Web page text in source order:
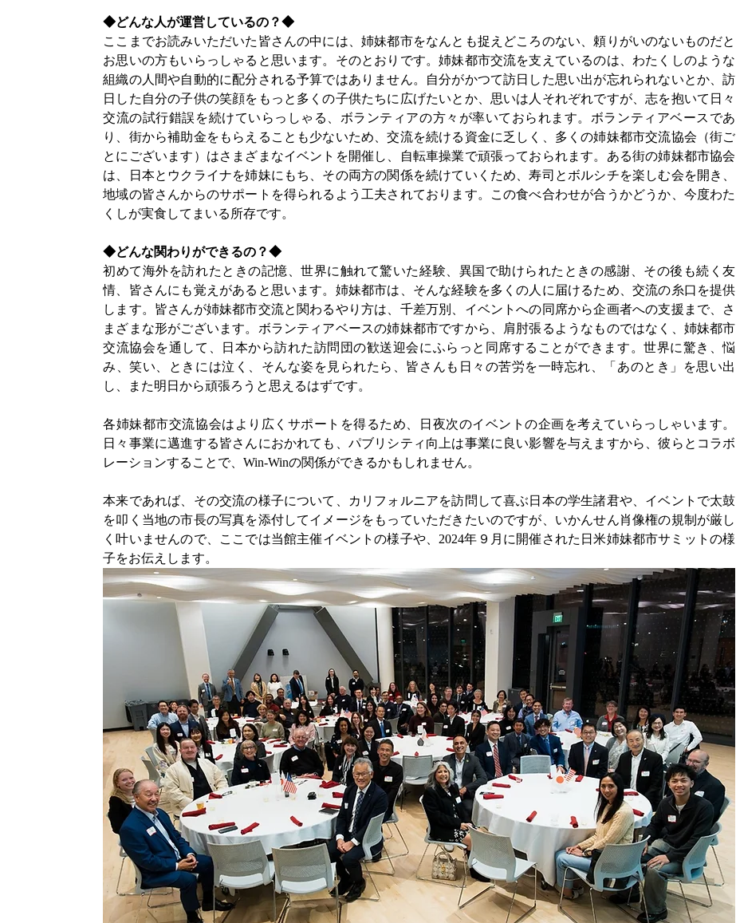
◆どんな人が運営しているの？◆
ここまでお読みいただいた皆さんの中には、姉妹都市をなんとも捉えどころのない、頼りがいのないものだと
お思いの方もいらっしゃると思います。そのとおりです。姉妹都市交流を支えているのは、わたくしのような
組織の人間や自動的に配分される予算ではありません。自分がかつて訪日した思い出が忘れられないとか、訪
日した自分の子供の笑顔をもっと多くの子供たちに広げたいとか、思いは人それぞれですが、志を抱いて日々
交流の試行錯誤を続けていらっしゃる、ボランティアの方々が率いておられます。ボランティアベースであ
り、街から補助金をもらえることも少ないため、交流を続ける資金に乏しく、多くの姉妹都市交流協会（街ご
とにございます）はさまざまなイベントを開催し、自転車操業で頑張っておられます。ある街の姉妹都市協会
は、日本とウクライナを姉妹にもち、その両方の関係を続けていくため、寿司とボルシチを楽しむ会を開き、
地域の皆さんからのサポートを得られるよう工夫されております。この食べ合わせが合うかどうか、今度わた
くしが実食してまいる所存です。
◆どんな関わりができるの？◆
初めて海外を訪れたときの記憶、世界に触れて驚いた経験、異国で助けられたときの感謝、その後も続く友
情、皆さんにも覚えがあると思います。姉妹都市は、そんな経験を多くの人に届けるため、交流の糸口を提供
します。皆さんが姉妹都市交流と関わるやり方は、千差万別、イベントへの同席から企画者への支援まで、さ
まざまな形がございます。ボランティアベースの姉妹都市ですから、肩肘張るようなものではなく、姉妹都市
交流協会を通して、日本から訪れた訪問団の歓送迎会にふらっと同席することができます。世界に驚き、悩
み、笑い、ときには泣く、そんな姿を見られたら、皆さんも日々の苦労を一時忘れ、「あのとき」を思い出
し、また明日から頑張ろうと思えるはずです。
各姉妹都市交流協会はより広くサポートを得るため、日夜次のイベントの企画を考えていらっしゃいます。
日々事業に邁進する皆さんにおかれても、パブリシティ向上は事業に良い影響を与えますから、彼らとコラボ
レーションすることで、Win-Winの関係ができるかもしれません。
本来であれば、その交流の様子について、カリフォルニアを訪問して喜ぶ日本の学生諸君や、イベントで太鼓
を叩く当地の市長の写真を添付してイメージをもっていただきたいのですが、いかんせん肖像権の規制が厳し
く叶いませんので、ここでは当館主催イベントの様子や、2024年９月に開催された日米姉妹都市サミットの様
子をお伝えします。